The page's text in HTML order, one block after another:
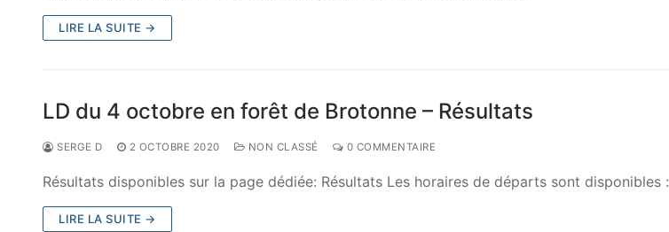
LIRE LA SUITE →
LD du 4 octobre en forêt de Brotonne – Résultats
SERGE D 2 OCTOBRE 2020 NON CLASSÉ 0 COMMENTAIRE
Résultats disponibles sur la page dédiée: Résultats Les horaires de départs sont disponibles :
LIRE LA SUITE →